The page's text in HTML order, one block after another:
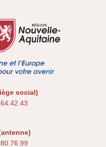
social)